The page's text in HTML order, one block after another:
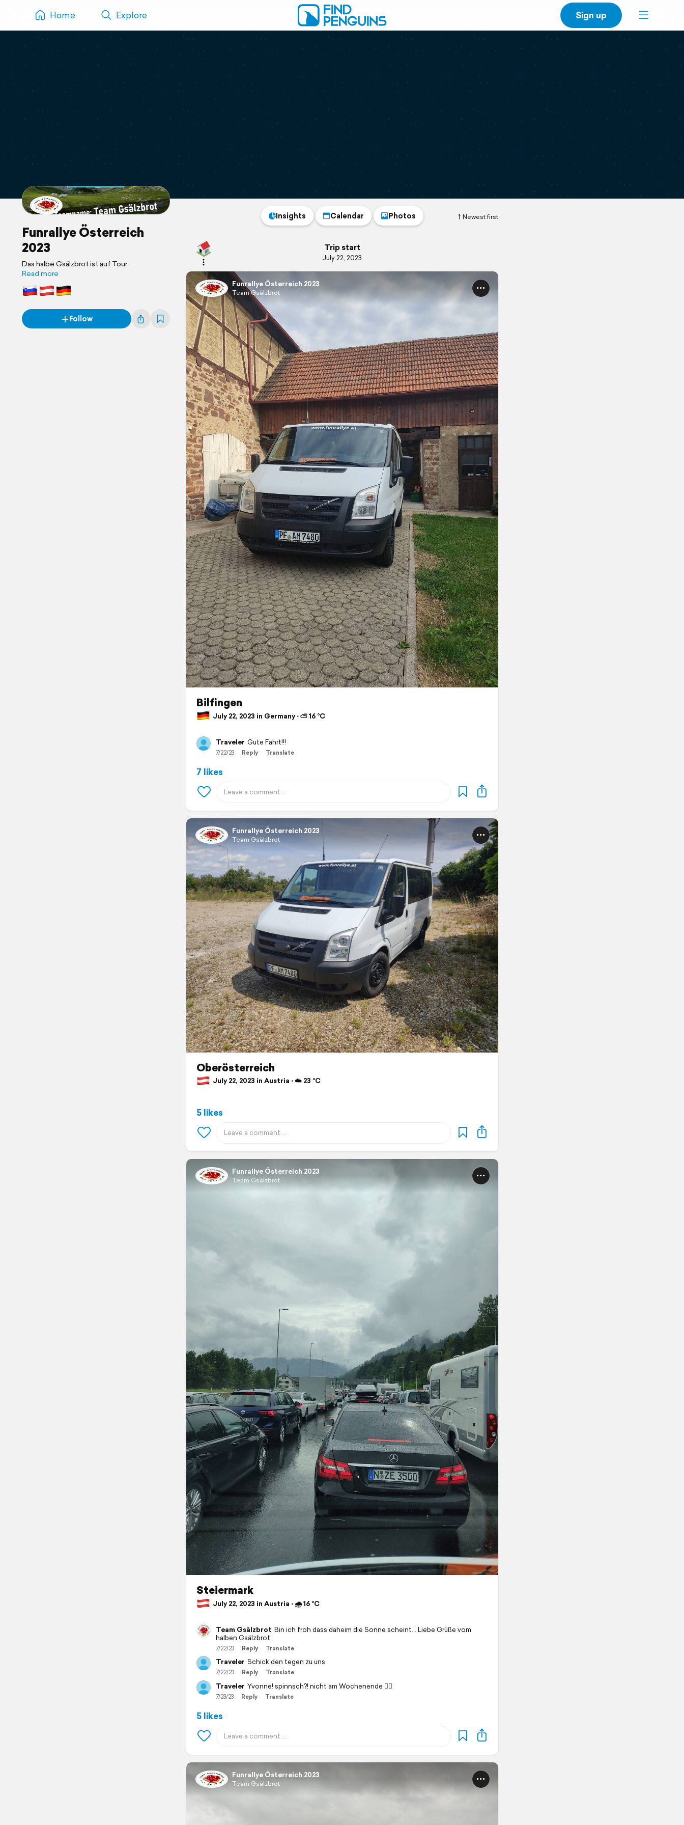
Home Explore Sign up
Funrallye Österreich
2023
Das halbe Gsälzbrot ist auf Tour
Read more
Follow
Newest first
Insights Calendar Photos
Trip start
July 22, 2023
Funrallye Österreich 2023
Team Gsälzbrot
Bilfingen
July 22, 2023 in Germany ⋅ ⛅ 16 °C
Traveler Gute Fahrt!!!
7/22/23 Reply Translate
7 likes
Funrallye Österreich 2023
Team Gsälzbrot
Oberösterreich
July 22, 2023 in Austria ⋅ ☁️ 23 °C
5 likes
Funrallye Österreich 2023
Team Gsälzbrot
Steiermark
July 22, 2023 in Austria ⋅ 🌧 16 °C
Team Gsälzbrot Bin ich froh dass daheim die Sonne scheint... Liebe Grüße vom
halben Gsälzbrot
7/22/23 Reply Translate
Traveler Schick den tegen zu uns
7/22/23 Reply Translate
Traveler Yvonne! spinnsch?! nicht am Wochenende ☝🏻
7/23/23 Reply Translate
5 likes
Funrallye Österreich 2023
Team Gsälzbrot